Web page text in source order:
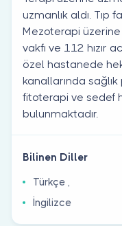
uzmanlık aldı. Tıp
Mezoterapi üzerine
vakfı ve 112 hızır
özel hastanede
kanallarında
fitoterapi ve sedef
bulunmaktadır.
Bilinen Diller
Türkçe ,
İngilizce